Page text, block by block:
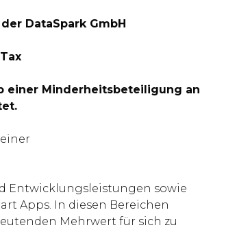
DataSpark GmbH
einer Minderheitsbeteiligung an
Entwicklungsleistungen sowie
Apps. In diesen Bereichen
Mehrwert für sich zu